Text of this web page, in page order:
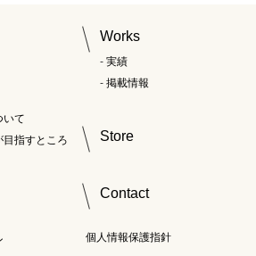
いて
指すところ
Works
実績
掲載情報
Store
Contact
個人情報保護指針